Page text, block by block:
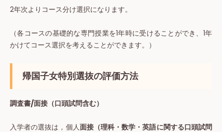
2年次よりコース分け選択になります。
（各コースの基礎的な専門授業を1年時に受けることができ、1年
かけてコース選択を考えることができます。）
帰国子女特別選抜の評価方法
調査書/面接（口頭試問含む）
入学者の選抜は，個人面接（理科・数学・英語に関する口頭試問